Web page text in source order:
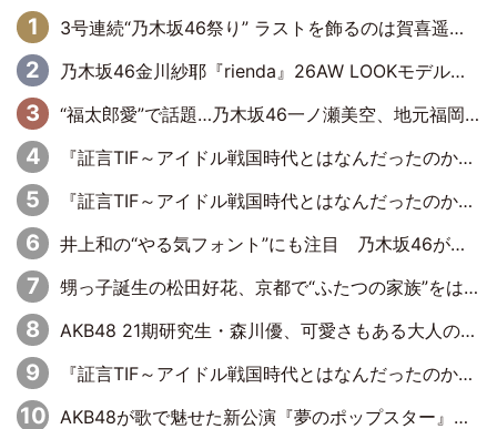
3号連続“乃木坂46祭り” ラストを飾るのは賀喜遥香…5年ぶりの登場に「5年分大人になった私を見ていただけたら」
乃木坂46金川紗耶『rienda』26AW LOOKモデルに就任
“福太郎愛”で話題…乃木坂46一ノ瀬美空、地元福岡『めんべい25周年トップサポーター』に就任
『証言TIF～アイドル戦国時代とはなんだったのか～』第6回：でんぱ組.inc・古川未鈴×相沢梨紗「『ハロプロやりたかったな』って言ったら、夢眠ねむさんに『てめえはでんぱ組．incなんだよ！』って肩パンされて(笑)」
『証言TIF～アイドル戦国時代とはなんだったのか～』第11回：私立恵比寿中学・真山りか×安本彩花「TIFで10年ぶりのキョンシーメイクをしたら、場を完全に引かせてしまって。時代が変わったんだなって」
井上和の“やる気フォント”にも注目 乃木坂46が挑んだ書道パフォーマンスの舞台裏
甥っ子誕生の松田好花、京都で“ふたつの家族”をはしご！ “母”黒谷友香に見送られ、“父”松岡昌宏とはハシゴ酒
AKB48 21期研究生・森川優、可愛さもある大人の女性に
『証言TIF～アイドル戦国時代とはなんだったのか～』第10回：さくら学院・武藤彩未×飯田らうら「正直、中3で辞めるというのを信じてなくて。そう言われてはいたけど、嘘でしょって」
AKB48が歌で魅せた新公演『夢のポップスター』 初日から全身全霊のステージ